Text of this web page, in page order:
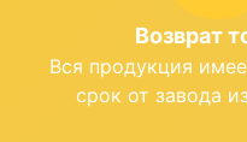
Возврат
Вся продукция
срок от завода